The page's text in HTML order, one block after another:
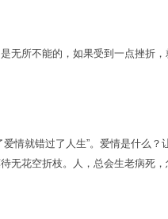
所不能的，如果受到一点挫折，
就错过了人生”。爱情是什么？
无花空折枝。人，总会生老病死